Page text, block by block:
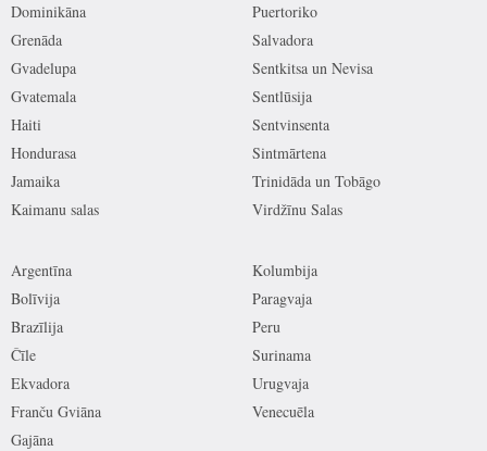
Dominikāna
Grenāda
Gvadelupa
Gvatemala
Haiti
Hondurasa
Jamaika
Kaimanu salas
Puertoriko
Salvadora
Sentkitsa un Nevisa
Sentlūsija
Sentvinsenta
Sintmārtena
Trinidāda un Tobāgo
Virdžīnu Salas
Argentīna
Bolīvija
Brazīlija
Čīle
Ekvadora
Franču Gviāna
Gajāna
Kolumbija
Paragvaja
Peru
Surinama
Urugvaja
Venecuēla